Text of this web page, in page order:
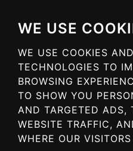
WE USE
WE USE COOKIES
TECHNOLOGIES TO
BROWSING
TO SHOW YOU
AND TARGETED ADS,
WEBSITE TRAFFIC,
WHERE OUR